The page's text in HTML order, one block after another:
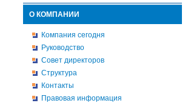
О КОМПАНИИ
Компания сегодня
Руководство
Совет директоров
Структура
Контакты
Правовая информация